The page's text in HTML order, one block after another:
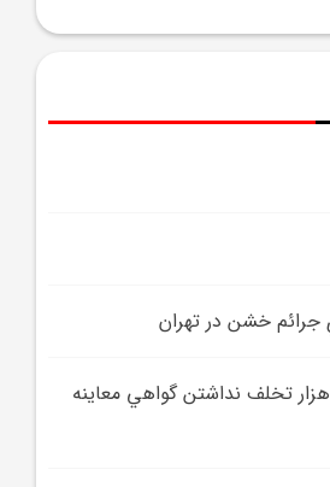
ثبت بيش از 496 هزار تخلف نداشتن گواهي معاينه